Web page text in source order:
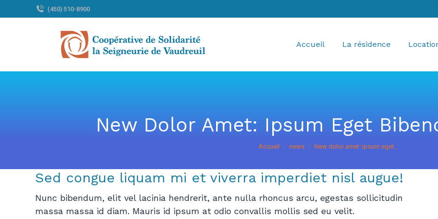
(450) 510-8900
Accueil La résidence
New Dolor Amet: Ipsum Eget
Vous êtes ici :
Accueil news New dolor amet: ipsum eget…
Sed congue liquam mi et viverra imperdiet nisl augue!
Nunc bibendum, elit vel lacinia hendrerit, ante nulla rhoncus arcu, egestas sollicitudin
massa massa id diam. Mauris id ipsum at odio convallis mollis sed eu velit.